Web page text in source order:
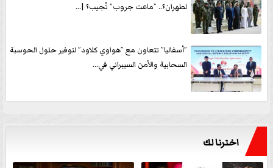
لطهران؟.. ”ماعت جروب” تُجيب؟ |...
”أسفاليا” تتعاون مع ”هواوي كلاود” لتوفير حلول الحوسبة
السحابية والأمن السيبراني في...
اخترنا لك